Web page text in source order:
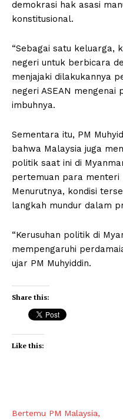
demokrasi hak asasi
konstitusional.
“Sebagai satu keluarga,
negeri untuk berbicara
menjajaki dilakukannya
negeri ASEAN mengenai
imbuhnya.
Sementara itu, PM
bahwa Malaysia juga
politik saat ini di
pertemuan para menteri
Menurutnya, kondisi
langkah mundur dalam
“Kerusuhan politik di
mempengaruhi
ujar PM Muhyiddin.
Share this:
Like this:
Bertemu PM Malaysia,